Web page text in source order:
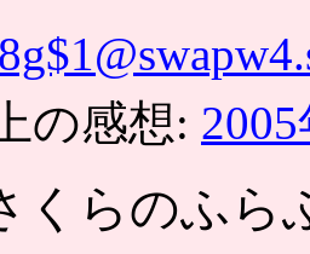
の感想:
くらのふら